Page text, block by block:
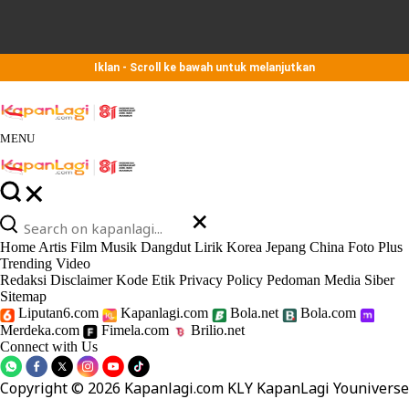
Iklan - Scroll ke bawah untuk melanjutkan
MENU
Home Artis Film Musik Dangdut Lirik Korea Jepang China Foto Plus
Trending Video
Redaksi Disclaimer Kode Etik Privacy Policy Pedoman Media Siber
Sitemap
Liputan6.com
Kapanlagi.com Bola.net
Bola.com
Merdeka.com
Fimela.com
Brilio.net
Connect with Us
Copyright © 2026 Kapanlagi.com KLY KapanLagi Youniverse